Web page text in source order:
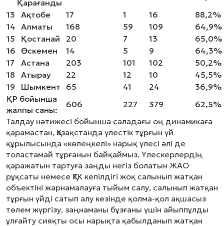
Қарағанды
13
Ақтобе 17 1 16
88,2%
14 Алматы 168 59 109
64,9%
15
Қостанай 20 7 13
65,0%
16 Өскемен 14 5 9
64,3%
17
Астана 203 101 102
50,2%
18
Атырау 22 12 10
45,5%
19
Шымкент 65 41 24
36,9%
ҚР бойынша
жалпы саны:
606 227 379
62,5%
Талдау нәтижесі бойынша саладағы оң динамикаға
қарамастан, Қазақстанда үлестік тұрғын үй
құрылысында «көлеңкелі» нарық үлесі әлі де
толастамай тұрғанын байқаймыз. Үлескерлердің
қаражатын тартуға заңды негіз болатын ЖАО
рұқсаты немесе ҚТК кепілдігі жоқ салынып жатқан
объектіні жарнамалауға тыйым салу, салынып жатқан
тұрғын үйді сатып алу кезінде қолма-қол ақшасыз
төлем жүргізу, заңнаманы бұзғаны үшін айыппұлды
ұлғайту сияқты осы нарықта қабылданып жатқан